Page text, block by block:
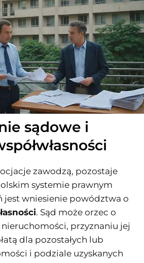
sądowe i
zawodzą, pozostaje
systemie prawnym
jest wniesienie powództwa o
. Sąd może orzec o
przyznaniu jej
dla pozostałych lub
i podziale uzyskanych